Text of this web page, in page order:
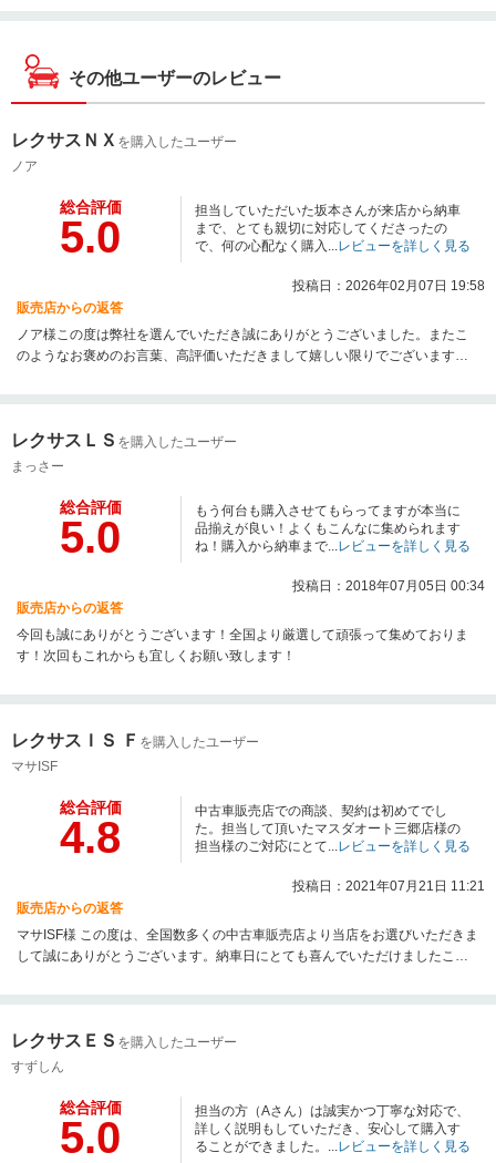
その他ユーザーのレビュー
レクサスＮＸ を購入したユーザー
ノア
総合評価
5.0
担当していただいた坂本さんが来店から納車
まで、とても親切に対応してくださったの
で、何の心配なく購入...レビューを詳しく見る
投稿日：2026年02月07日 19:58
販売店からの返答
ノア様この度は弊社を選んでいただき誠にありがとうございました。またこ
のようなお褒めのお言葉、高評価いただきまして嬉しい限りでございます。
でいただき私もノア様の担当ができまして良かったです。是非今後とも末永
レクサスＬＳ を購入したユーザー
まっさー
総合評価
5.0
もう何台も購入させてもらってますが本当に
品揃えが良い！よくもこんなに集められます
ね！購入から納車まで...レビューを詳しく見る
投稿日：2018年07月05日 00:34
販売店からの返答
今回も誠にありがとうございます！全国より厳選して頑張って集めておりま
す！次回もこれからも宜しくお願い致します！
レクサスＩＳ Ｆ を購入したユーザー
マサISF
総合評価
4.8
中古車販売店での商談、契約は初めてでし
た。担当して頂いたマスダオート三郷店様の
担当様のご対応にとて...レビューを詳しく見る
投稿日：2021年07月21日 11:21
販売店からの返答
マサISF様 この度は、全国数多くの中古車販売店より当店をお選びいただきま
して誠にありがとうございます。納車日にとても喜んでいただけましたこ
ご連絡下さいませ。すぐ近くではございませんが、今後ともどうぞよろしく
レクサスＥＳ を購入したユーザー
すずしん
総合評価
5.0
担当の方（Aさん）は誠実かつ丁寧な対応で、
詳しく説明もしていただき、安心して購入す
ることができました。...レビューを詳しく見る